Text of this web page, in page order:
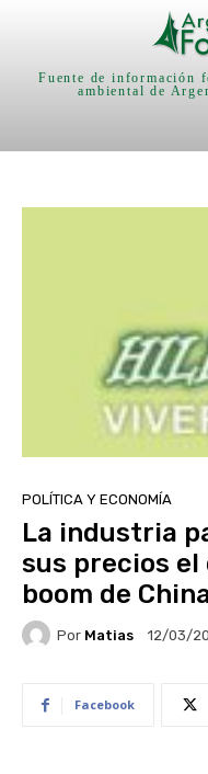
Fuente de información
ambiental de
POLÍTICA Y ECONOMÍA
La industria
sus precios el
boom de
Por Matias 12/03/
Facebook